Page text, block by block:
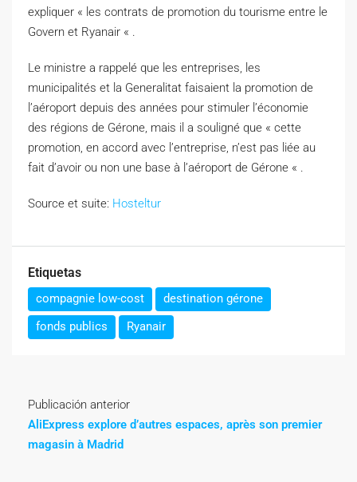
expliquer « les contrats de promotion du tourisme entre le
Govern et Ryanair « .
Le ministre a rappelé que les entreprises, les
municipalités et la Generalitat faisaient la promotion de
l’aéroport depuis des années pour stimuler l’économie
des régions de Gérone, mais il a souligné que « cette
promotion, en accord avec l’entreprise, n’est pas liée au
fait d’avoir ou non une base à l’aéroport de Gérone « .
Source et suite: Hosteltur
Etiquetas
compagnie low-cost
destination gérone
fonds publics
Ryanair
Publicación anterior
AliExpress explore d’autres espaces, après son premier
magasin à Madrid